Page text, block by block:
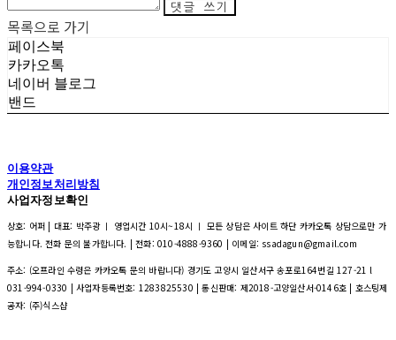
댓글 쓰기
목록으로 가기
페이스북
카카오톡
네이버 블로그
밴드
이용약관
개인정보처리방침
사업자정보확인
상호: 어퍼 | 대표: 박주광 ㅣ 영업시간 10시~18시 ㅣ 모든 상담은 사이트 하단 카카오톡 상담으로만 가
능합니다. 전화 문의 불가합니다. | 전화: 010-4888-9360 | 이메일: ssadagun@gmail.com
주소: (오프라인 수령은 카카오톡 문의 바랍니다) 경기도 고양시 일산서구 송포로164번길 127-21 l
031-994-0330 | 사업자등록번호: 1283825530 | 통신판매: 제2018-고양일산서-0146호 | 호스팅제
공자: (주)식스샵